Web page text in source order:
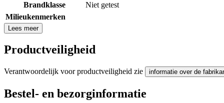
Brandklasse
Niet getest
Milieukenmerken
Lees meer
Productveiligheid
Verantwoordelijk voor productveiligheid zie informatie over de
Bestel- en bezorginformatie